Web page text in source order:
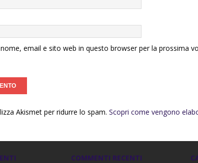
email e sito web in questo browser per la prossima
Akismet per ridurre lo spam. Scopri come vengono
COMMENTI RECENTI